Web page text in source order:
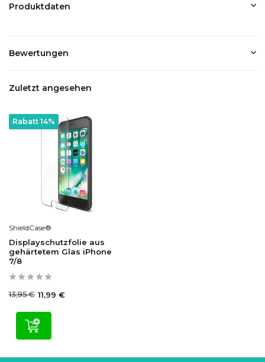
Produktdaten
Bewertungen
Zuletzt angesehen
Rabatt 14%
ShieldCase®
Displayschutzfolie aus
gehärtetem Glas iPhone
7/8
13,95 € 11,99 €